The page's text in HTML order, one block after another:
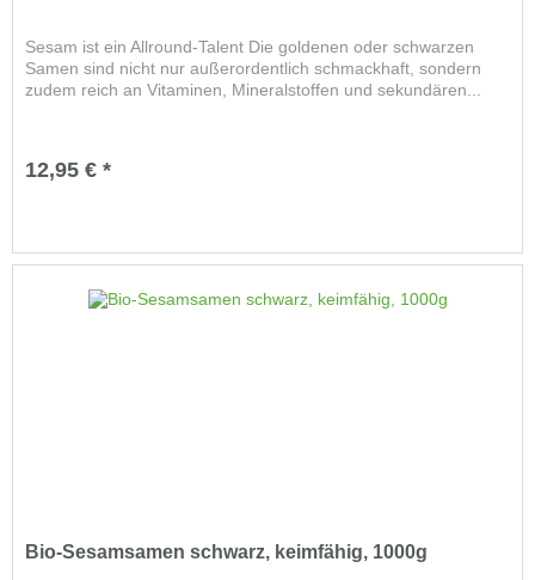
Sesam ist ein Allround-Talent Die goldenen oder schwarzen
Samen sind nicht nur außerordentlich schmackhaft, sondern
zudem reich an Vitaminen, Mineralstoffen und sekundären...
12,95 € *
Bio-Sesamsamen schwarz, keimfähig, 1000g